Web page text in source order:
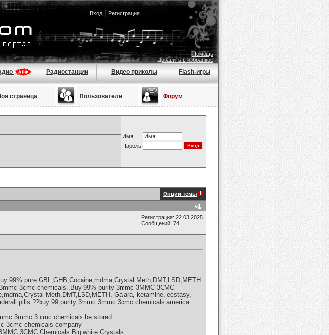
Вход| Регистрация
Помощь
Добавить в избранное
Радиостанции Видео приколы Flash-игры
страница Пользователи Форум
Имя
Пароль
Опции темы
#1
Регистрация: 22.03.2025
Сообщений: 74
99% pure GBL,GHB,Cocaine,mdma,Crystal Meth,DMT,LSD,METH
3cmc chemicals..Buy 99% purity 3mmc 3MMC 3CMC
Meth,DMT,LSD,METH, Galara, ketamine, ecstasy,
pills ??buy 99 purity 3mmc 3mmc 3cmc chemicals america
3mmc 3 cmc chemicals be stored.
3cmc chemicals company.
3CMC Chemicals Big white Crystals